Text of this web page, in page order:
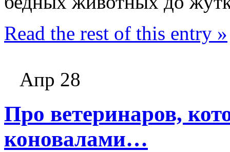
Read the rest of this entry »
Апр 28
Про ветеринаров,
коновалами…